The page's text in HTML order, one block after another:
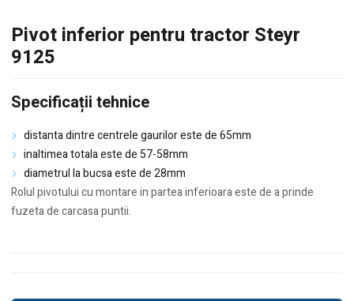
Pivot inferior pentru tractor Steyr
9125
Specificații tehnice
distanta dintre centrele gaurilor este de 65mm
inaltimea totala este de 57-58mm
diametrul la bucsa este de 28mm
Rolul pivotului cu montare in partea inferioara este de a prinde
fuzeta de carcasa puntii.